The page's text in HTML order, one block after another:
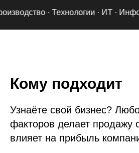
· Технологии · ИТ ·
Кому подходит
Узнаёте свой бизнес?
факторов делает продажу
влияет на прибыль